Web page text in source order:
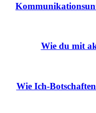
Wie du mit
Wie Ich-